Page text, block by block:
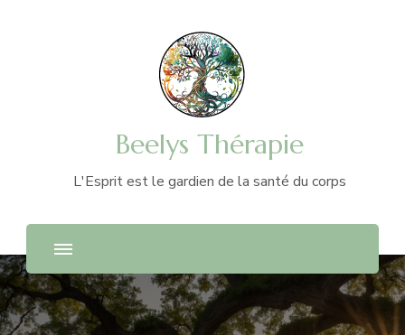
Beelys Thérapie
L'Esprit est le gardien de la santé du corps